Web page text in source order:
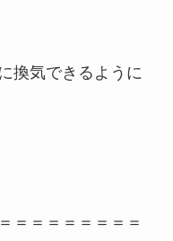
換気できるように
＝＝＝＝＝＝＝＝